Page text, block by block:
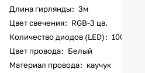
Длина гирлянды: 3м
Цвет свечения: RGB-3 цв.
Количество диодов (LED): 100
Цвет провода: Белый
Материал провода: каучук